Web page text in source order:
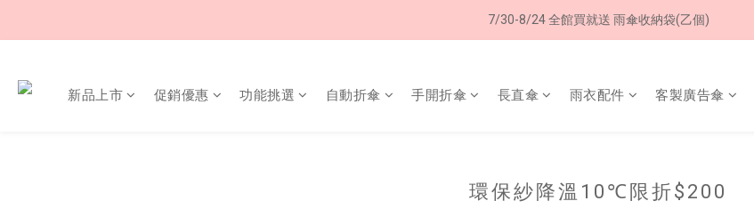
加入LINE好友➤領購物金50元 (現領現用)
7/30-8/24 全館買就送 雨傘收納袋(乙個)
新品上市 促銷優惠 功能挑選 自動折傘 手開折傘 長直傘 雨衣配件 客製廣告傘
環保紗降溫10℃限折$200